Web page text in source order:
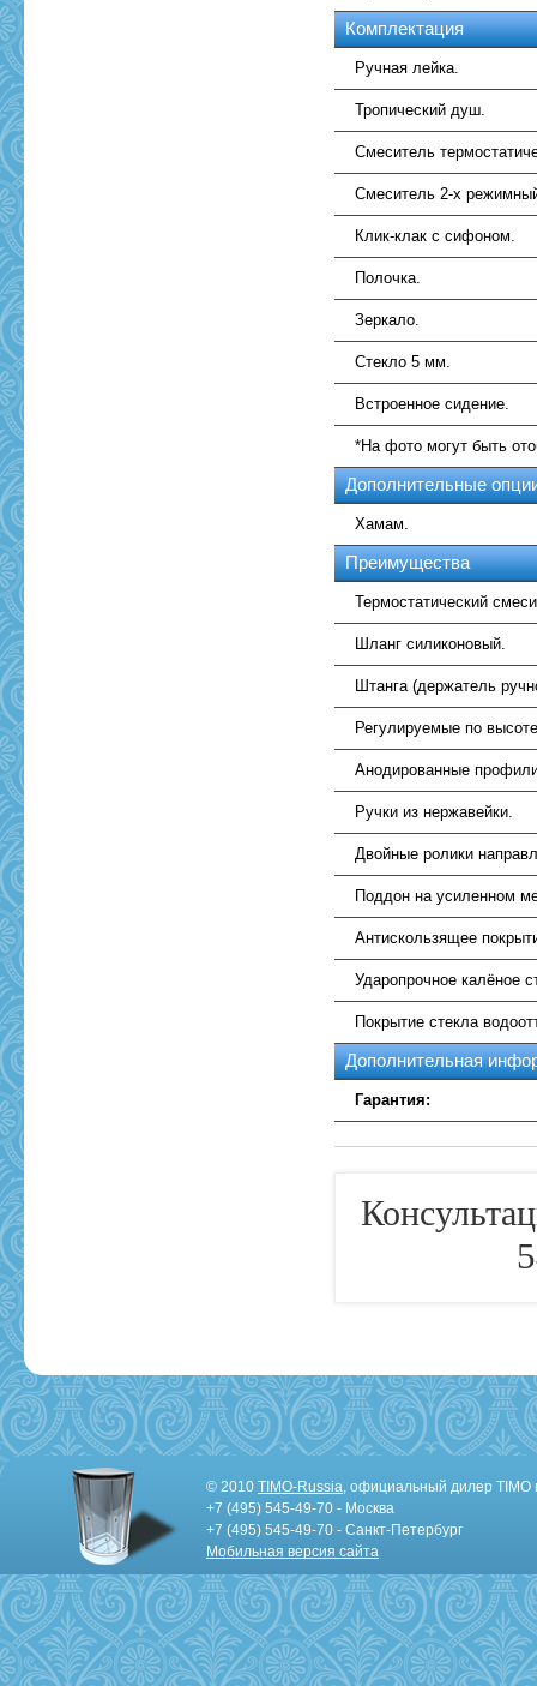
Комплектация
Ручная лейка.
Тропический душ.
Смеситель
Смеситель 2-х
Клик-клак с сифоном.
Полочка.
Зеркало.
Стекло 5 мм.
Встроенное сидение.
*На фото могут быть
Дополнительные
Хамам.
Преимущества
Термостатический
Шланг силиконовый.
Штанга (держатель
Регулируемые по
Анодированные
Ручки из нержавейки.
Двойные ролики
Поддон на усиленном
Антискользящее
Ударопрочное калёное
Покрытие стекла
Дополнительная
Гарантия:
© 2010 TIMO-Russia, официальный дилер TIMO
+7 (495) 545-49-70 - Москва
+7 (495) 545-49-70 - Санкт-Петербург
Мобильная версия сайта